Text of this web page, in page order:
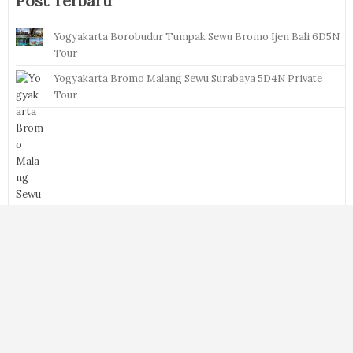
Yogyakarta Borobudur Tumpak Sewu Bromo Ijen Bali 6D5N
Tour
Yogyakarta Bromo Malang Sewu Surabaya 5D4N Private
Tour